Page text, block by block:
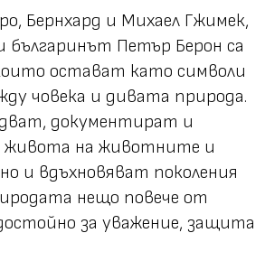
Бернхард и Михаел Гжимек,
българинът Петър Берон са
остават като символи
човека и дивата природа.
документират и
живота на животните и
и вдъхновяват поколения
нещо повече от
за уважение, защита